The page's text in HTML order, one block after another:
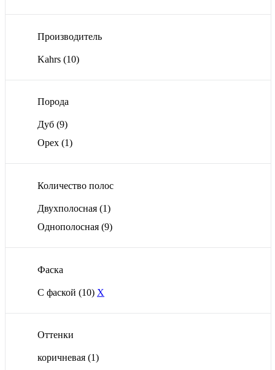
Производитель
Kahrs (10)
Порода
Дуб (9)
Орех (1)
Количество полос
Двухполосная (1)
Однополосная (9)
Фаска
С фаской (10) X
Оттенки
коричневая (1)